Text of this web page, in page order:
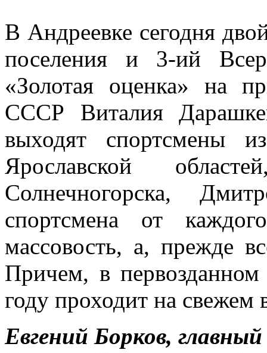
В Андреевке сегодня
поселения и 3-ий
«Золотая оценка» на
СССР Виталия
выходят спортсмены
Ярославской
Солнечногорска,
спортсмена от
массовость, а, прежде
Причем, в
году проходит на свежем
Евгений Борков,